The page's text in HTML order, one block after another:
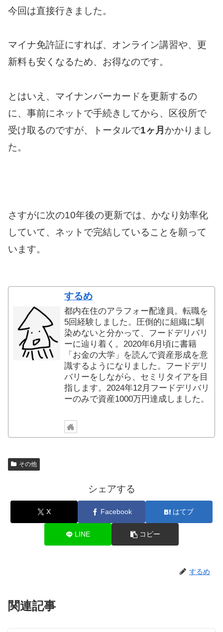
今回は直接行きました。
マイナ免許証にすれば、オンライン講習や、更
新料も安くなるため、お得なのです。
とはいえ、マイナンバーカードを更新するの
に、事前にネットで手続きしてから、区役所で
受け取るのですが、トータルで1ヶ月 かかりまし
た。
さすがに次の10年後の更新では、かなり効率化
していて、ネットで完結していることを願って
います。
するめ
都内在住のアラフォー配達員。転職を
5回経験しました。圧倒的に組織に馴
染めないと分かって、フードデリバリ
ーに辿り着く。2020年6月頃に書籍
「お金の大学」を読んで資産形成を意
識するようになりました。フードデリ
バリーをしながら、セミリタイアを目
指します。2024年12月フードデリバリ
ーのみで資産1000万円達成しました。
その他
シェアする
X Facebook はてブ
LINE コピー
するめ
関連記事